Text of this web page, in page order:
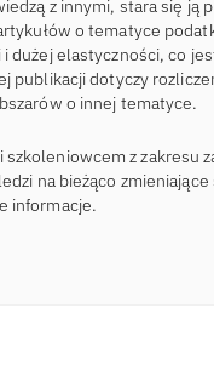
z innymi, stara się ją
o tematyce
dużej elastyczności, co
publikacji dotyczy
o innej tematyce.
szkoleniowcem z zakresu
na bieżąco
informacje.